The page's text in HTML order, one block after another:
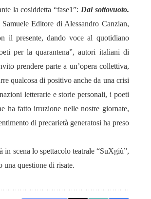
la cosiddetta “fase1”: Dal sottovuoto.
Editore di Alessandro Canzian,
il presente, dando voce al quotidiano
per la quarantena”, autori italiani di
prendere parte a un’opera collettiva,
qualcosa di positivo anche da una crisi
letterarie e storie personali, i poeti
ha fatto irruzione nelle nostre giornate,
di precarietà generatosi ha preso
scena lo spettacolo teatrale “SuXgiù”,
una questione di risate.